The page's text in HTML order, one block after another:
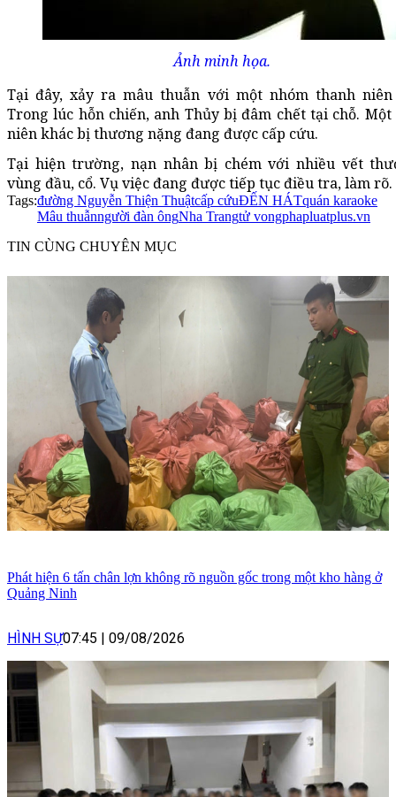
Ảnh minh họa.
Tại đây, xảy ra mâu thuẫn với một nhóm thanh niên
Trong lúc hỗn chiến, anh Thủy bị đâm chết tại chỗ.
niên khác bị thương nặng đang được cấp cứu.
Tại hiện trường, nạn nhân bị chém với nhiều vết
vùng đầu, cổ. Vụ việc đang được tiếp tục điều tra, làm rõ.
Tags:đường Nguyễn Thiện Thuậtcấp cứuĐẾN HÁTquán karaoke
Mâu thuẫnngười đàn ôngNha Trangtử vongphapluatplus.vn
TIN CÙNG CHUYÊN MỤC
Phát hiện 6 tấn chân lợn không rõ nguồn gốc trong một kho hàng ở
Quảng Ninh
HÌNH SỰ07:45 | 09/08/2026